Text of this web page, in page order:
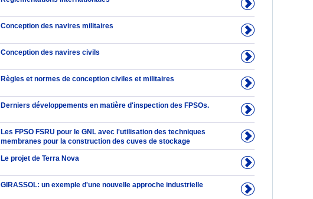
Conception des navires militaires
Conception des navires civils
Règles et normes de conception civiles et militaires
Derniers développements en matière d'inspection des FPSOs.
Les FPSO FSRU pour le GNL avec l'utilisation des techniques
membranes pour la construction des cuves de stockage
Le projet de Terra Nova
GIRASSOL: un exemple d'une nouvelle approche industrielle